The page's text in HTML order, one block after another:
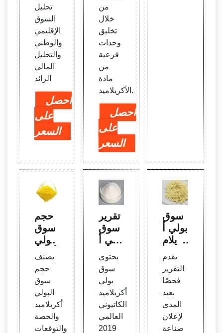
تحليل
السوق
الإقليمي
والوطني
والتحليل
المالي
الرائد
احصل
على
السعر
من
خلال
تخليق
وحدات
فرعية
من
مادة
الأكريلاميد.
احصل
على
السعر
حجم
سوق
البولي
ميد و
حصته
والتوق
عات
والنمو
يصنف
حجم
سوق
البولي
أكريلاميد
والحصة
والتوقعات
تقرير
سوق
بولي أ
يد الك
اتيوني
- البح
ث وال
صناع
ة
يحتوي
سوق
بولي
أكريلاميد
الكاتيوني
العالمي
2019
سوق
بولي أ
كريلام
وليمر
العالم
19 –
SNF
يقدم
التقرير
فحصًا
بعيد
المدى
لإعلان
صناعة